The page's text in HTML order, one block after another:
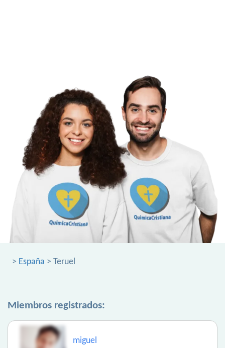
> España > Teruel
Miembros registrados:
miguel